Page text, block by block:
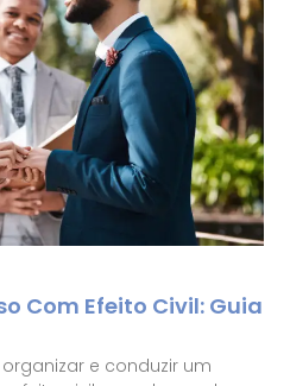
Com Efeito Civil: Guia
e conduzir um